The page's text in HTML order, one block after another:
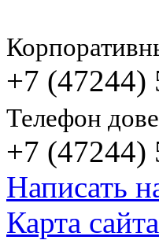
+7 (47244)
Телефон
+7 (47244)
Написать
Карта сайта